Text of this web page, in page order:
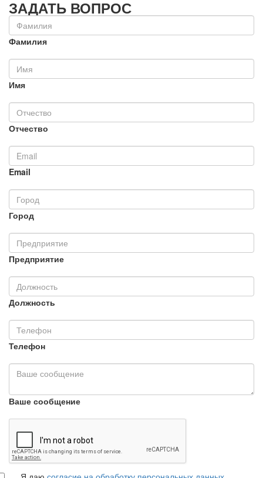
ЗАДАТЬ ВОПРОС
Фамилия
Имя
Отчество
Email
Город
Предприятие
Должность
Телефон
Ваше сообщение